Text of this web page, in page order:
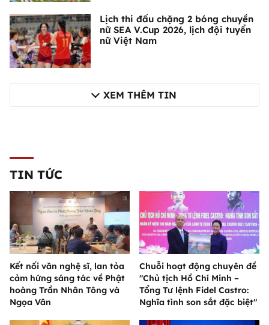
Lịch thi đấu chặng 2 bóng chuyền
nữ SEA V.Cup 2026, lịch đội tuyển
nữ Việt Nam
XEM THÊM TIN
TIN TỨC
Kết nối văn nghệ sĩ, lan tỏa
cảm hứng sáng tác về Phật
hoàng Trần Nhân Tông và
Ngọa Vân
Chuỗi hoạt động chuyên đề
"Chủ tịch Hồ Chí Minh –
Tổng Tư lệnh Fidel Castro:
Nghĩa tình son sắt đặc biệt"